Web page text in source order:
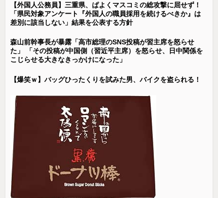
【外国人公務員】三重県、ぱよくマスコミの総攻撃に屈せず！
「県民対象アンケート『外国人の職員採用を続けるべきか』は
差別に該当しない」結果を公表する方針
森山前幹事長が暴露「高市総理のSNS投稿が習主席を怒らせ
た」 「その投稿が中国側（習近平主席）を怒らせ、日中関係を
こじらせる大きなきっかけになった」
【爆笑ｗ】バッグひったくりを試みた男、バイクを盗られる！